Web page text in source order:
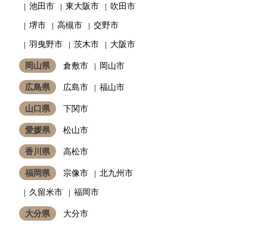
池田市
東大阪市
吹田市
堺市
高槻市
交野市
羽曳野市
茨木市 大阪市
岡山県 倉敷市 岡山市
広島県 広島市 福山市
山口県 下関市
愛媛県 松山市
香川県 高松市
福岡県 宗像市
北九州市
久留米市
福岡市
大分県 大分市